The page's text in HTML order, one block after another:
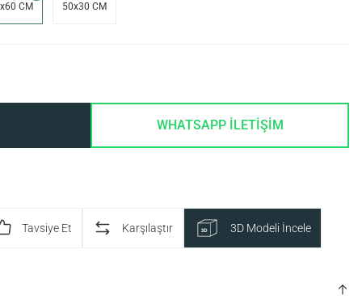
CM 50x30 CM
WHATSAPP İLETİŞİM
Tavsiye Et Karşılaştır 3D Modeli İncele